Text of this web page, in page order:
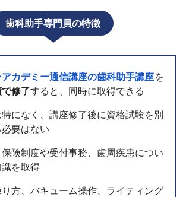
歯科助手専門員の特徴
アカデミー通信講座の歯科助手講座を
修了すると、同時に取得できる
になく、講座修了後に資格試験を別
要はない
険制度や受付事務、歯周疾患につい
を取得
方、バキューム操作、ライティング